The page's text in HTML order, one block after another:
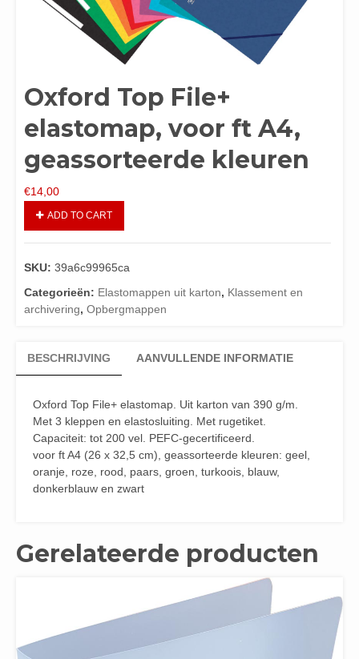
Oxford Top File+
elastomap, voor ft A4,
geassorteerde kleuren
€14,00
ADD TO CART
SKU: 39a6c99965ca
Categorieën: Elastomappen uit karton, Klassement en
archivering, Opbergmappen
BESCHRIJVING AANVULLENDE INFORMATIE
Oxford Top File+ elastomap. Uit karton van 390 g/m.
Met 3 kleppen en elastosluiting. Met rugetiket.
Capaciteit: tot 200 vel. PEFC-gecertificeerd.
voor ft A4 (26 x 32,5 cm), geassorteerde kleuren: geel,
oranje, roze, rood, paars, groen, turkoois, blauw,
donkerblauw en zwart
Gerelateerde producten